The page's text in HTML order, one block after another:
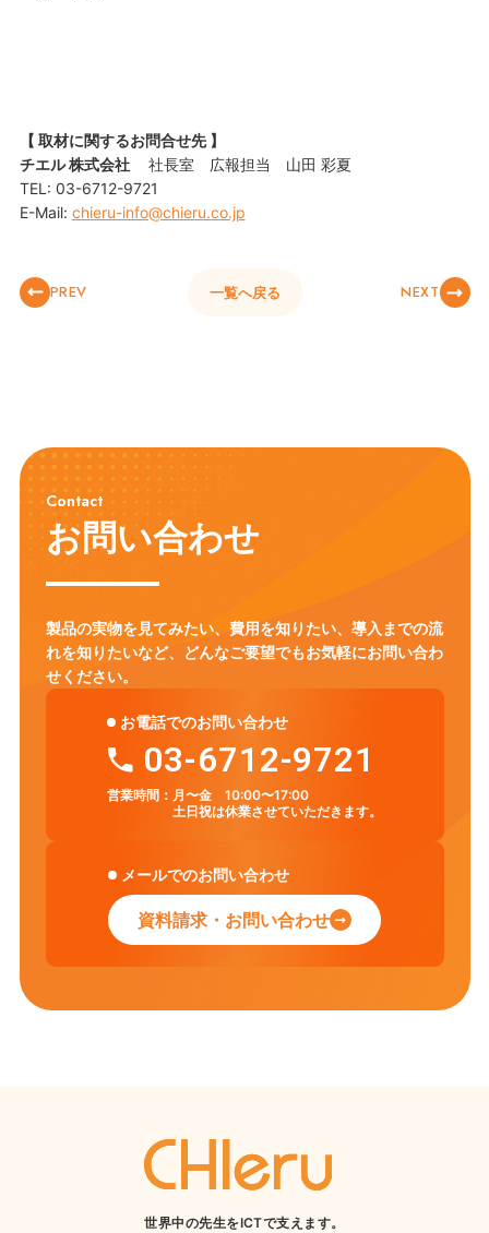
【 取材に関するお問合せ先 】
チエル 株式会社 社長室 広報担当 山田 彩夏
TEL: 03-6712-9721
E-Mail: chieru-info@chieru.co.jp
PREV 一覧へ戻る NEXT
Contact
お問い合わせ
製品の実物を見てみたい、費用を知りたい、導入までの流
れを知りたいなど、
どんなご要望でもお気軽にお問い合わ
せください。
お電話でのお問い合わせ
03-6712-9721
営業時間： 月〜金 10:00〜17:00
土日祝は休業させていただきます。
メールでのお問い合わせ
資料請求・お問い合わせ
世界中の先生をICTで支えます。